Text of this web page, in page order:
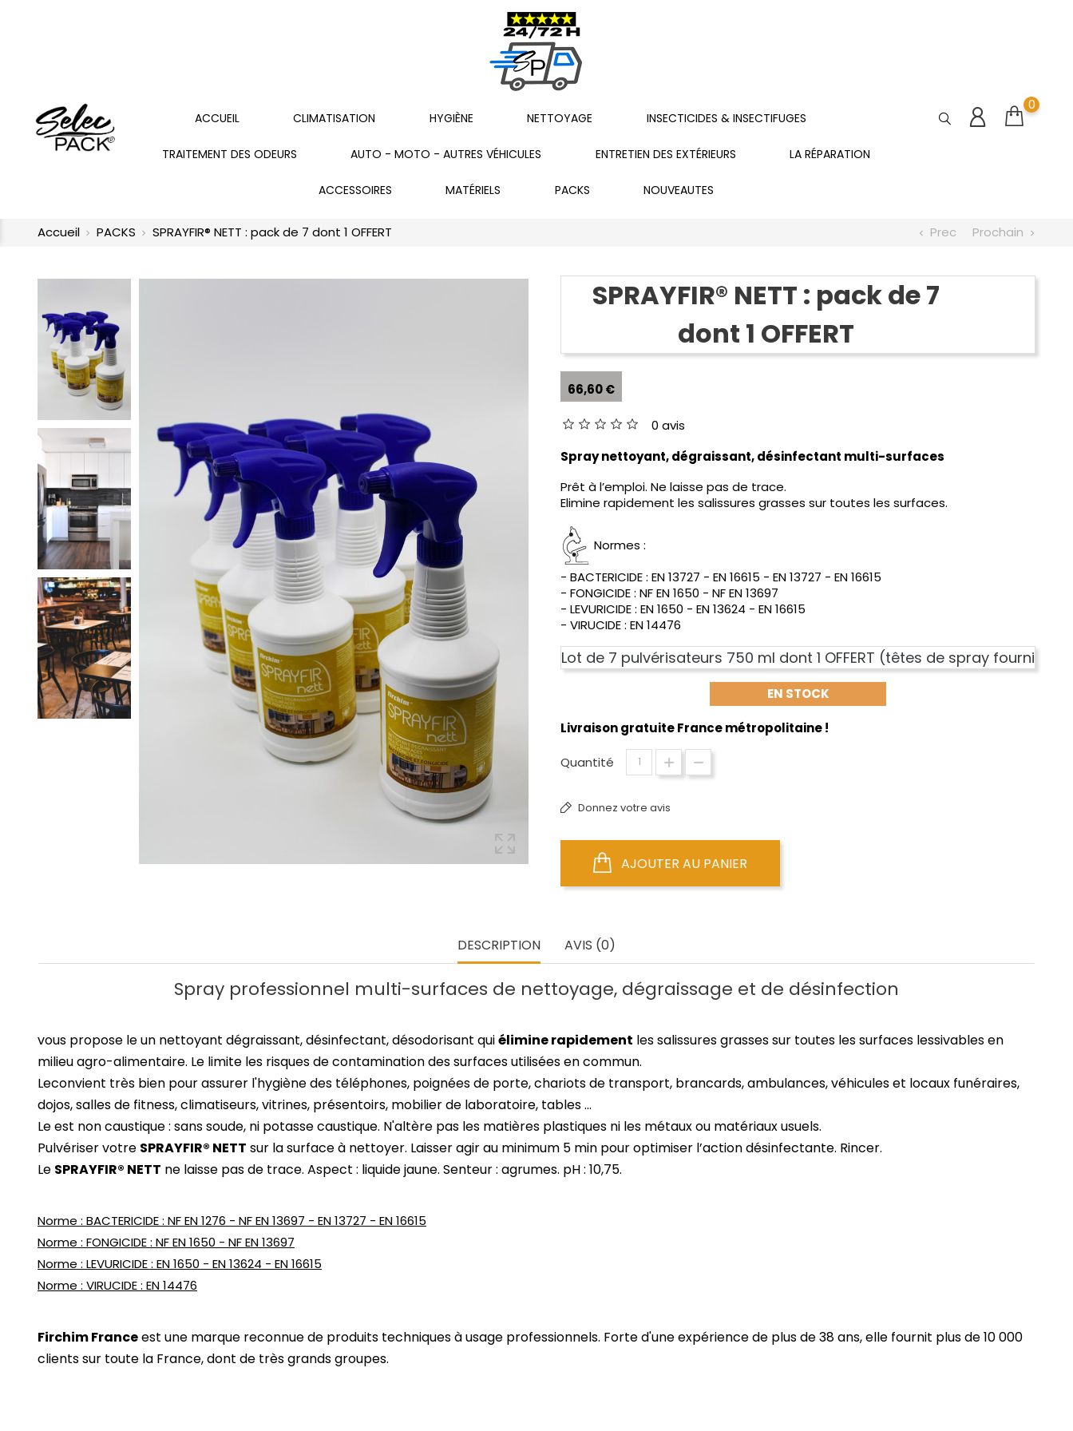
ACCUEIL CLIMATISATION HYGIÈNE NETTOYAGE INSECTICIDES & INSECTIFUGES
TRAITEMENT DES ODEURS AUTO - MOTO - AUTRES VÉHICULES ENTRETIEN DES EXTÉRIEURS LA RÉPARATION
ACCESSOIRES MATÉRIELS PACKS NOUVEAUTES
0
Accueil PACKS SPRAYFIR® NETT : pack de 7 dont 1 OFFERT chevron_left Prec Prochain chevron_right
SPRAYFIR® NETT : pack de 7
dont 1 OFFERT
66,60 €
0 avis
Spray nettoyant, dégraissant, désinfectant multi-surfaces
Prêt à l’emploi. Ne laisse pas de trace.
Elimine rapidement les salissures grasses sur toutes les surfaces.
- BACTERICIDE : EN 13727 - EN 16615 - EN 13727 - EN 16615
- FONGICIDE : NF EN 1650 - NF EN 13697
- LEVURICIDE : EN 1650 - EN 13624 - EN 16615
- VIRUCIDE : EN 14476
Lot de 7 pulvérisateurs 750 ml dont 1 OFFERT (têtes de spray fournies)
EN STOCK
Livraison gratuite France métropolitaine !
Quantité
Donnez votre avis
AJOUTER AU PANIER
DESCRIPTION AVIS (0)
Spray professionnel multi-surfaces de nettoyage, dégraissage et de désinfection
vous propose leun nettoyant dégraissant, désinfectant, désodorisant quiélimine rapidement les salissures grasses sur toutes les surfaces lessivables en
milieu agro-alimentaire. Le limite les risques de contamination des surfaces utilisées en commun.
Leconvient très bien pour assurer l'hygiène des téléphones, poignées de porte, chariots de transport, brancards, ambulances, véhicules et locaux funéraires,
dojos, salles de fitness, climatiseurs, vitrines, présentoirs, mobilier de laboratoire, tables …
Leest non caustique : sans soude, ni potasse caustique. N'altère pas les matières plastiques ni les métaux ou matériaux usuels.
Pulvériser votre SPRAYFIR® NETT sur la surface à nettoyer. Laisser agir au minimum 5 min pour optimiser l’action désinfectante. Rincer.
Le SPRAYFIR® NETT ne laisse pas de trace. Aspect : liquide jaune. Senteur : agrumes. pH : 10,75.
Norme : BACTERICIDE : NF EN 1276 - NF EN 13697 - EN 13727 - EN 16615
Norme : FONGICIDE : NF EN 1650 - NF EN 13697
Norme : LEVURICIDE : EN 1650 - EN 13624 - EN 16615
Norme : VIRUCIDE : EN 14476
Firchim Franceest une marque reconnue de produits techniques à usage professionnels. Forte d'une expérience de plus de 38 ans, elle fournit plus de 10 000
clients sur toute la France, dont de très grands groupes.